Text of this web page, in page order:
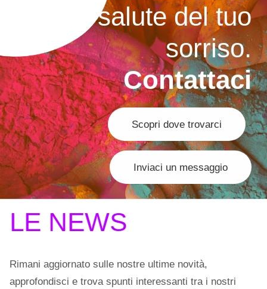
la salute del tuo
sorriso.
Contattaci
Scopri dove trovarci
Inviaci un messaggio
LE NEWS
Rimani aggiornato sulle nostre ultime novità,
approfondisci e trova spunti interessanti tra i nostri